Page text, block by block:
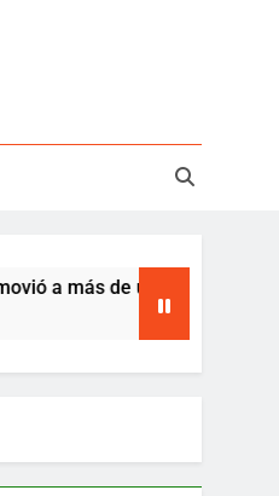
de un millón ya no está